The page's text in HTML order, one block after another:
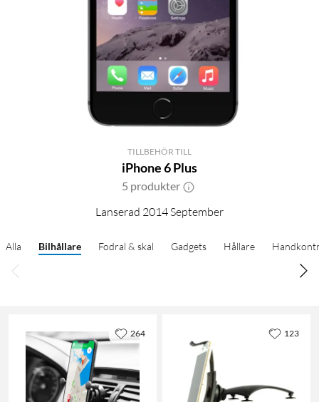
TILLBEHÖR TILL
iPhone 6 Plus
5 produkter
Lanserad 2014 September
Alla Bilhållare Fodral & skal Gadgets Hållare
264 123